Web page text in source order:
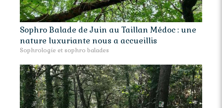
Sophro Balade de Juin au Taillan Médoc : une
nature luxuriante nous a accueillis
Sophrologie et sophro balades